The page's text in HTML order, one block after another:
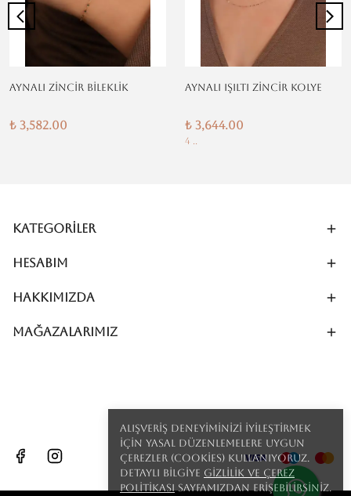
Alışveriş deneyiminizi iyileştirmek
için yasal düzenlemelere uygun
çerezler (cookies) kullanıyoruz.
Detaylı bilgiye Gizlilik ve Çerez
Politikasısayfamızdan erişebilirsiniz.
AYNALI ZİNCİR BİLEKLİK
₺ 3,582.00
AYNALI IŞILTI ZİNCİR KOLYE
₺ 3,644.00
4 ..
Kategoriler
Hesabım
Hakkımızda
MAĞAZALARIMIZ